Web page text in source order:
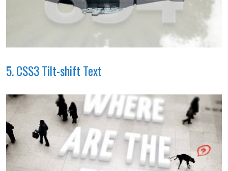
5. CSS3 Tilt-shift Text